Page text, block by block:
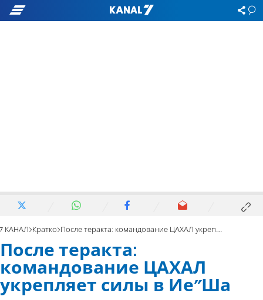
7 КАНАЛ Кратко После теракта: командование ЦАХАЛ укрепляет силы в Ие”Ша
После теракта:
командование ЦАХАЛ
укрепляет силы в Ие”Ша